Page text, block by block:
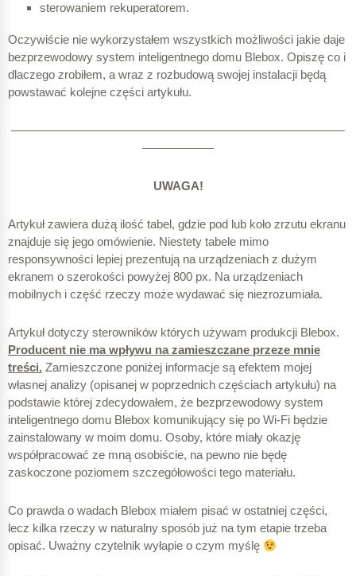
sterowaniem rekuperatorem.
Oczywiście nie wykorzystałem wszystkich możliwości jakie daje
bezprzewodowy system inteligentnego domu Blebox. Opiszę co i
dlaczego zrobiłem, a wraz z rozbudową swojej instalacji będą
powstawać kolejne części artykułu.
————————————————————————————
——————
UWAGA!
Artykuł zawiera dużą ilość tabel, gdzie pod lub koło zrzutu ekranu
znajduje się jego omówienie. Niestety tabele mimo
responsywności lepiej prezentują na urządzeniach z dużym
ekranem o szerokości powyżej 800 px. Na urządzeniach
mobilnych i część rzeczy może wydawać się niezrozumiała.
Artykuł dotyczy sterowników których używam produkcji Blebox.
Producent nie ma wpływu na zamieszczane przeze mnie
treści. Zamieszczone poniżej informacje są efektem mojej
własnej analizy (opisanej w poprzednich częściach artykułu) na
podstawie której zdecydowałem, że bezprzewodowy system
inteligentnego domu Blebox komunikujący się po Wi-Fi będzie
zainstalowany w moim domu. Osoby, które miały okazję
współpracować ze mną osobiście, na pewno nie będę
zaskoczone poziomem szczegółowości tego materiału.
Co prawda o wadach Blebox miałem pisać w ostatniej części,
lecz kilka rzeczy w naturalny sposób już na tym etapie trzeba
opisać. Uważny czytelnik wyłapie o czym myślę